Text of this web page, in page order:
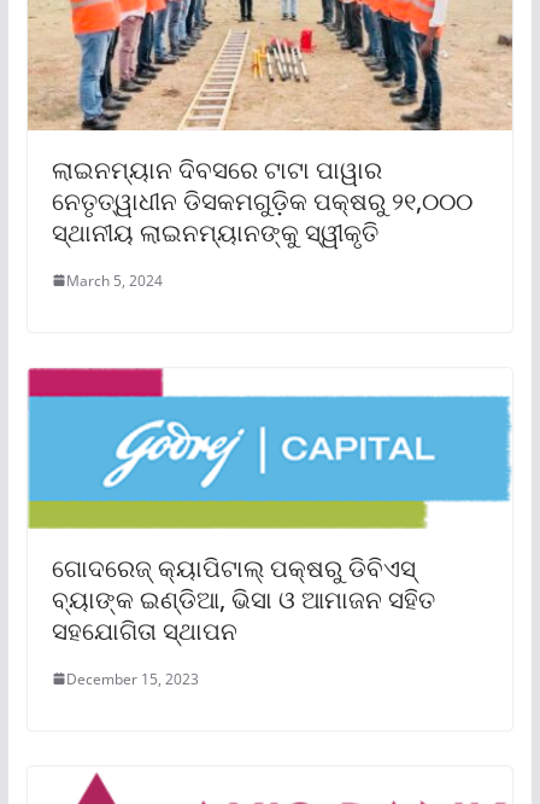
ଲାଇନମ୍ୟାନ ଦିବସରେ ଟାଟା ପାୱାର
ନେତୃତ୍ୱାଧୀନ ଡିସକମଗୁଡ଼ିକ ପକ୍ଷରୁ ୨୧,୦୦୦
ସ୍ଥାନୀୟ ଲାଇନମ୍ୟାନଙ୍କୁ ସ୍ୱୀକୃତି
March 5, 2024
ଗୋଦରେଜ୍ କ୍ୟାପିଟାଲ୍ ପକ୍ଷରୁ ଡିବିଏସ୍
ବ୍ୟାଙ୍କ ଇଣ୍ଡିଆ, ଭିସା ଓ ଆମାଜନ ସହିତ
ସହଯୋଗିତା ସ୍ଥାପନ
December 15, 2023